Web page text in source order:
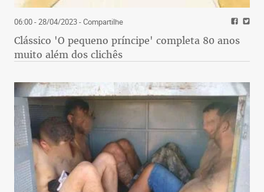
06:00 - 28/04/2023- Compartilhe
Clássico 'O pequeno príncipe' completa 80 anos
muito além dos clichês